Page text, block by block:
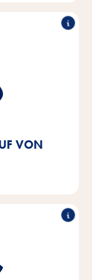
VON
Soja
Ursprung
Bis 2025
– heute
und